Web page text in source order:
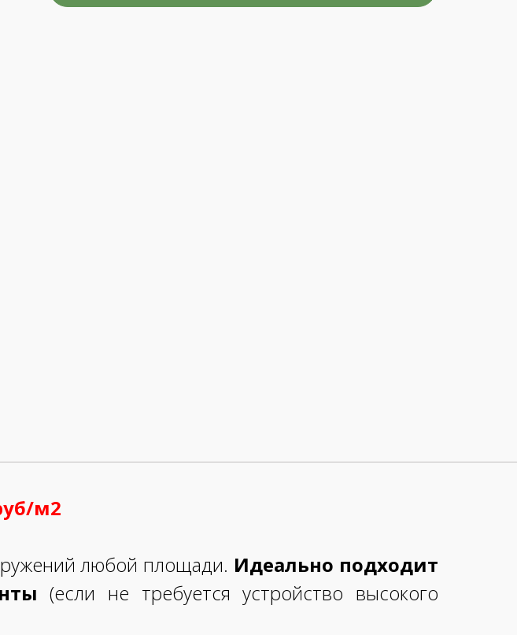
м2
любой площади. Идеально подходит
(если не требуется устройство высокого